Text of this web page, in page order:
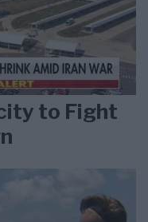
to Fight